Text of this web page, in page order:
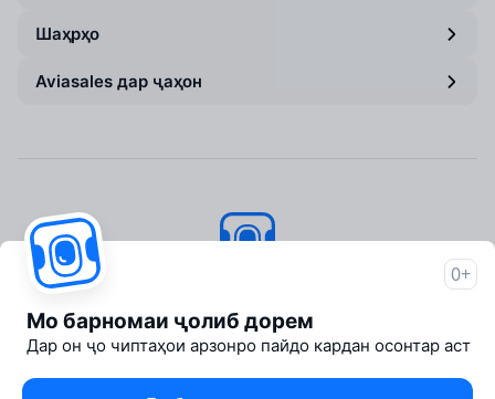
Шаҳрҳо
Aviasales дар ҷаҳон
About Aviasales
Newsroom
Travelpayouts
0+
Мо барномаи ҷолиб дорем
Дар он ҷо чиптаҳои арзонро пайдо кардан осонтар аст